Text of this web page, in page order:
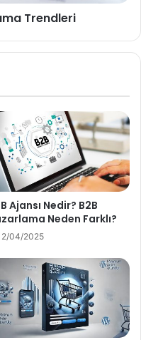
Trendleri
Ajansı Nedir? B2B
Neden Farklı?
04/2025